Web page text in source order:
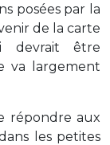
posées par la
de la carte
devrait être
va largement
répondre aux
les petites